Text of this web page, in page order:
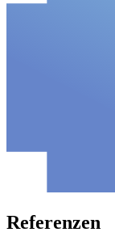
Referenzen